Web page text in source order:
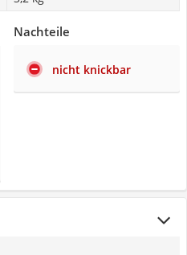
Nachteile
nicht knickbar